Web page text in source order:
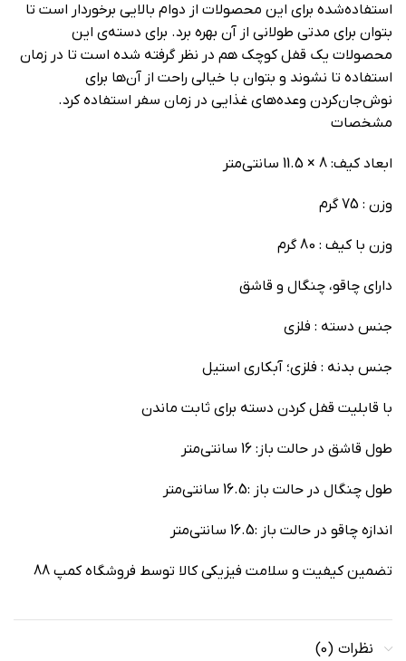
استفاده‌شده برای این محصولات از دوام بالایی برخوردار است تا
بتوان برای مدتی طولانی از آن بهره برد. برای دسته‌ی این
محصولات یک قفل کوچک هم در نظر گرفته شده است تا در زمان
استفاده تا نشوند و بتوان با خیالی راحت از آن‌ها برای
نوش‌جان‌کردن وعده‌های غذایی در زمان سفر استفاده کرد.
مشخصات
ابعاد کیف: 8 × 11.5 سانتی‌متر
وزن : 75 گرم
وزن با کیف : 80 گرم
دارای چاقو، چنگال و قاشق
جنس دسته : فلزی
جنس بدنه : فلزی؛ آبکاری استیل
با قابلیت قفل کردن دسته برای ثابت ماندن
طول قاشق در حالت باز: 16 سانتی‌متر
طول چنگال در حالت باز :16.5 سانتی‌متر
اندازه چاقو در حالت باز :16.5 سانتی‌متر
تضمین کیفیت و سلامت فیزیکی کالا توسط فروشگاه کمپ 88
نظرات (0)